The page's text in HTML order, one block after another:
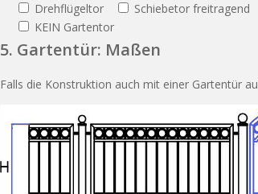
Drehflügeltor Schiebetor freitragend
KEIN Gartentor
5. Gartentür: Maßen
Falls die Konstruktion auch mit einer Gartentür